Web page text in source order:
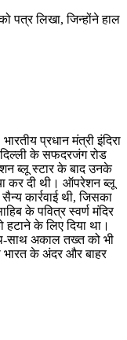
पत्र लिखा, जिन्होंने हाल
प्रधान मंत्री इंदिरा
के सफदरजंग रोड
ब्लू स्टार के बाद उनके
कर दी थी। ऑपरेशन ब्लू
कार्रवाई थी, जिसका
के पवित्र स्वर्ण मंदिर
के लिए दिया था।
साथ अकाल तख्त को भी
भारत के अंदर और बाहर